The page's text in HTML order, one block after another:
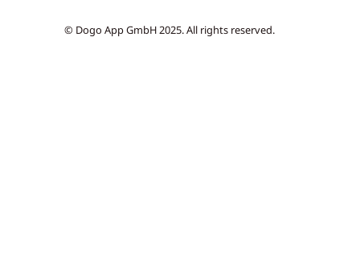
© Dogo App GmbH 2025. All rights reserved.